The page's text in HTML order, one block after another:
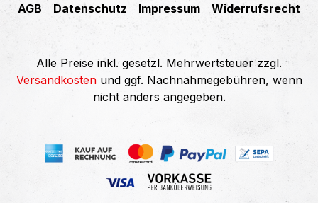
AGB Datenschutz Impressum Widerrufsrecht
Alle Preise inkl. gesetzl. Mehrwertsteuer zzgl.
Versandkostenund ggf. Nachnahmegebühren, wenn
nicht anders angegeben.